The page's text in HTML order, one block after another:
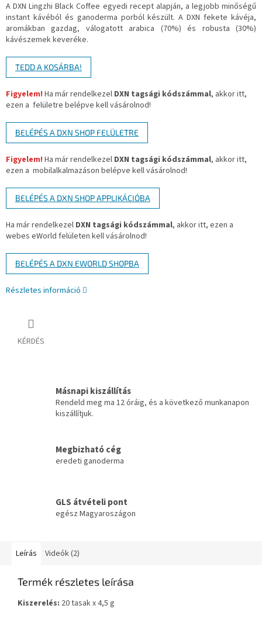
A DXN Lingzhi Black Coffee egyedi recept alapján, a legjobb minőségű
instant kávéból és ganoderma porból készült. A DXN fekete kávéja,
aromákban gazdag, válogatott arabica (70%) és robusta (30%)
kávészemek keveréke.
TEDD A KOSÁRBA!
Figyelem! Ha már rendelkezel DXN tagsági kódszámmal, akkor itt,
ezen a felületre belépve kell vásárolnod!
BELÉPÉS A DXN SHOP FELÜLETRE
Figyelem! Ha már rendelkezel DXN tagsági kódszámmal, akkor itt,
ezen a mobilalkalmazáson belépve kell vásárolnod!
BELÉPÉS A DXN SHOP APPLIKÁCIÓBA
Ha már rendelkezel DXN tagsági kódszámmal, akkor itt, ezen a
webes eWorld felületen kell vásárolnod!
BELÉPÉS A DXN EWORLD SHOPBA
Részletes információ
KÉRDÉS
Másnapi kiszállítás
Rendeld meg ma 12 óráig, és a következő munkanapon
kiszállítjuk.
Megbizható cég
eredeti ganoderma
GLS átvételi pont
egész Magyaroszágon
Leírás Videók (2)
Termék részletes leírása
Kiszerelés: 20 tasak x 4,5 g